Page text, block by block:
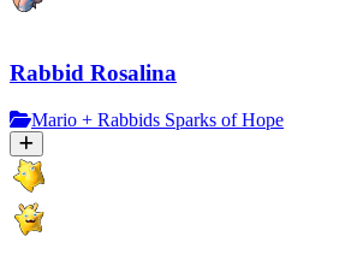
Rabbid Rosalina
Mario + Rabbids Sparks of Hope